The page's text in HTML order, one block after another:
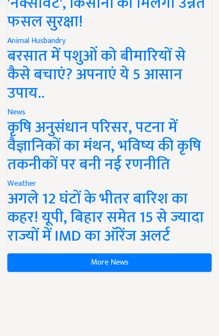
फसल सुरक्षा!
Animal Husbandry
बरसात में पशुओं को बीमारियों से
कैसे बचाएं? अपनाएं ये 5 आसान
उपाय..
News
कृषि अनुसंधान परिसर, पटना में
वैज्ञानिकों का मंथन, भविष्य की कृषि
तकनीकों पर बनी नई रणनीति
Weather
अगले 12 घंटों के भीतर बारिश का
कहर! यूपी, बिहार समेत 15 से ज्यादा
राज्यों में IMD का ऑरेंज अलर्ट
More News